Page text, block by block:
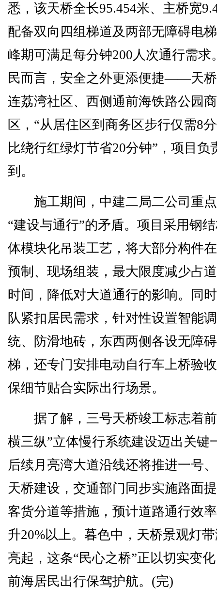
悉，该天桥全长95.454米、主桥宽
配备双向四组梯道及两部无障碍电
峰期可满足每分钟200人次通行需求
民而言，安全之外更添便捷——天
连荔湾社区、西侧通前海铁路公园
区，“从居住区到商务区步行仅需8
比绕行红绿灯节省20分钟”，项目负
到。
施工期间，中建二局二公司重
“建设与通行”的矛盾。项目采用钢
体模块化吊装工艺，将大部分构件
预制、现场组装，最大限度减少占
时间，降低对大道通行的影响。同
队紧扣居民需求，针对性设置智能
统、防滑地砖，东西两侧各设无障
梯，还专门安排电动自行车上桥验
保细节贴合实际出行场景。
据了解，三号天桥竣工标志着前
横三纵”立体慢行系统建设迈出关键
后续月亮湾大道沿线还将推进一号
天桥建设，交通部门同步实施路面
客货分道等措施，预计道路通行效
升20%以上。暮色中，天桥景观灯
亮起，这条“民心之桥”正以切实变
前海居民出行保驾护航。(完)